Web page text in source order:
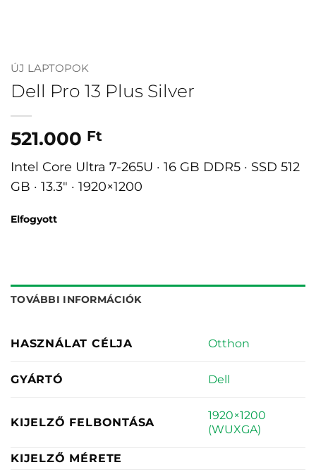
ÚJ LAPTOPOK
Dell Pro 13 Plus Silver
521.000 Ft
Intel Core Ultra 7-265U · 16 GB DDR5 · SSD 512
GB · 13.3″ · 1920×1200
Elfogyott
TOVÁBBI INFORMÁCIÓK
HASZNÁLAT CÉLJA Otthon
GYÁRTÓ Dell
KIJELZŐ FELBONTÁSA
1920×1200
(WUXGA)
KIJELZŐ MÉRETE